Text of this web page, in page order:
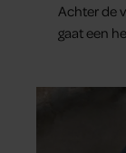
Achter de
gaat een